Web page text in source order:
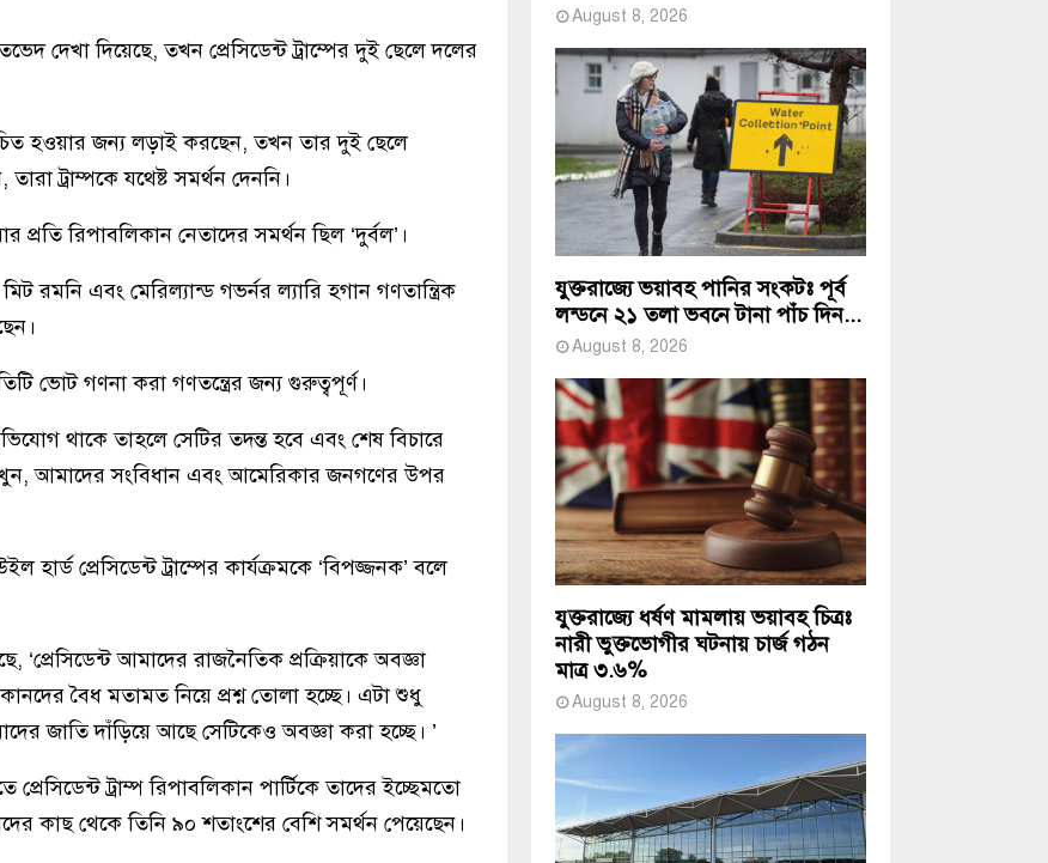
দেখা দিয়েছে, তখন প্রেসিডেন্ট ট্রাম্পের দুই ছেলে দলের
হওয়ার জন্য লড়াই করছেন, তখন তার দুই ছেলে
ট্রাম্পকে যথেষ্ট সমর্থন দেননি।
রিপাবলিকান নেতাদের সমর্থন ছিল ‘দুর্বল’।
রমনি এবং মেরিল্যান্ড গভর্নর ল্যারি হগান গণতান্ত্রিক
ভোট গণনা করা গণতন্ত্রের জন্য গুরুত্বপূর্ণ।
থাকে তাহলে সেটির তদন্ত হবে এবং শেষ বিচারে
আমাদের সংবিধান এবং আমেরিকার জনগণের উপর
প্রেসিডেন্ট ট্রাম্পের কার্যক্রমকে ‘বিপজ্জনক’ বলে
‘প্রেসিডেন্ট আমাদের রাজনৈতিক প্রক্রিয়াকে অবজ্ঞা
বৈধ মতামত নিয়ে প্রশ্ন তোলা হচ্ছে। এটা শুধু
জাতি দাঁড়িয়ে আছে সেটিকেও অবজ্ঞা করা হচ্ছে। ’
ট্রাম্প রিপাবলিকান পার্টিকে তাদের ইচ্ছেমতো
কাছ থেকে তিনি ৯০ শতাংশের বেশি সমর্থন পেয়েছেন।
August 8, 2026
যুক্তরাজ্যে ভয়াবহ পানির সংকটঃ পূর্ব
লন্ডনে ২১ তলা ভবনে টানা পাঁচ দিন...
August 8, 2026
যুক্তরাজ্যে ধর্ষণ মামলায় ভয়াবহ চিত্রঃ
নারী ভুক্তভোগীর ঘটনায় চার্জ গঠন
মাত্র ৩.৬%
August 8, 2026